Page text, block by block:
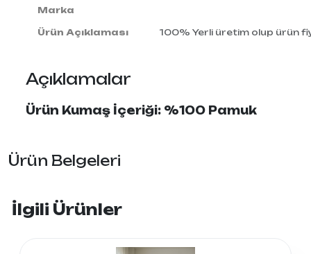
Marka
Ürün Açıklaması 100% Yerli üretim olup ürün
Açıklamalar
Ürün Kumaş İçeriği: %100 Pamuk
Ürün Belgeleri
İlgili Ürünler